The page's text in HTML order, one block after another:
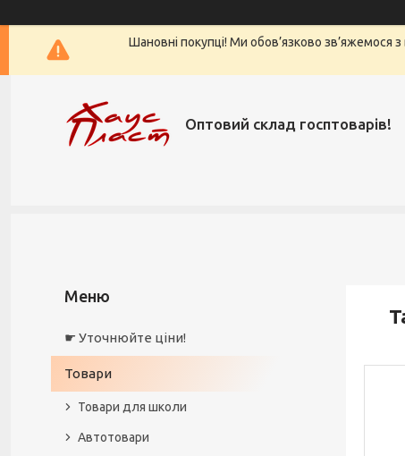
Шановні покупці! Ми обов’язково зв’яжемося
Оптовий склад госптоварів!
☛ Уточнюйте ціни!
Товари
Товари для школи
Автотовари